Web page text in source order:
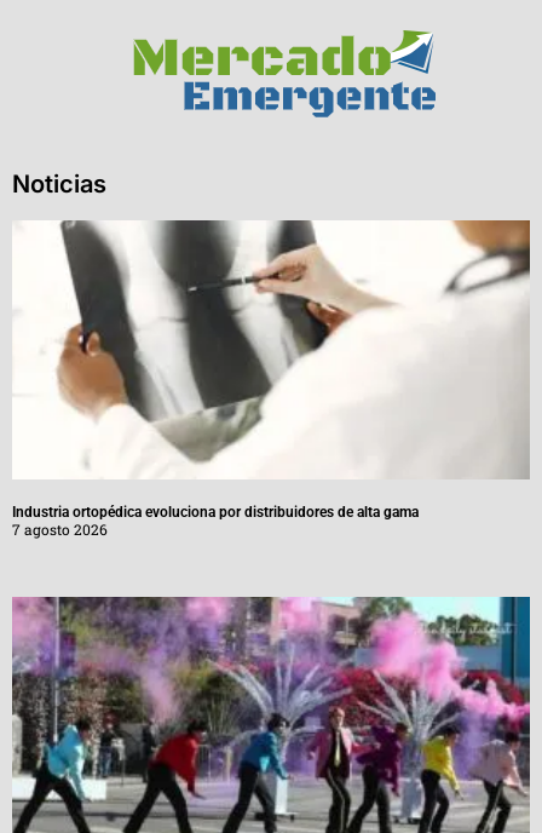
Noticias
Industria ortopédica evoluciona por distribuidores de alta gama
7 agosto 2026